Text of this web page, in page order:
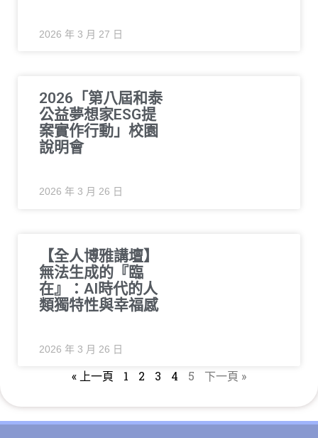
2026 年 3 月 27 日
2026「第八屆和泰
公益夢想家ESG提
案實作行動」校園
說明會
2026 年 3 月 26 日
【全人博雅講壇】
無法生成的『臨
在』：AI時代的人
類獨特性與幸福感
2026 年 3 月 26 日
« 上一頁 1 2 3 4 5 下一頁 »